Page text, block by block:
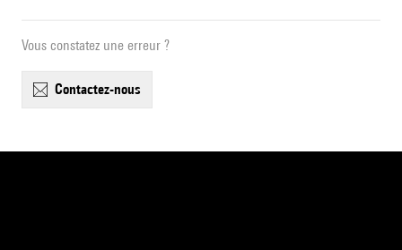
Vous constatez une erreur ?
contactez-nous